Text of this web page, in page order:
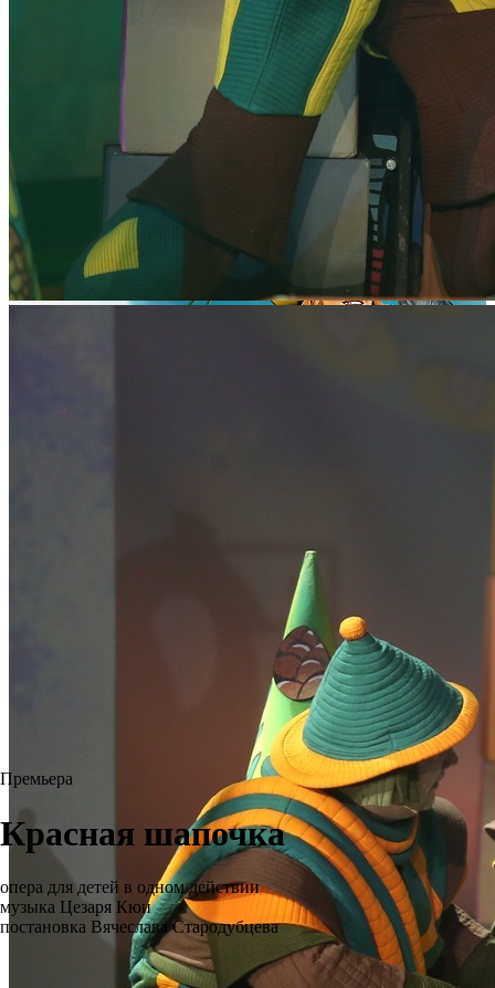
Премьера
Красная шапочка
опера для детей в одном действии
музыка Цезаря Кюи
постановка Вячеслава Стародубцева